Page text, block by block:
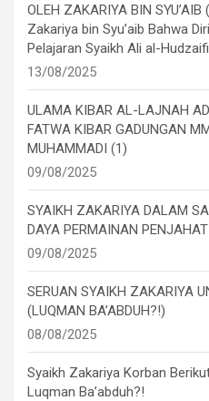
OLEH ZAKARIYA BIN
Zakariya bin Syu’aib Bahwa
Pelajaran Syaikh Ali al-
13/08/2025
ULAMA KIBAR AL-LAJNAH
FATWA KIBAR GADUNGAN
MUHAMMADI (1)
09/08/2025
SYAIKH ZAKARIYA DALAM
DAYA PERMAINAN
09/08/2025
SERUAN SYAIKH ZAKARIYA
(LUQMAN BA’ABDUH?!)
08/08/2025
Syaikh Zakariya Korban
Luqman Ba’abduh?!